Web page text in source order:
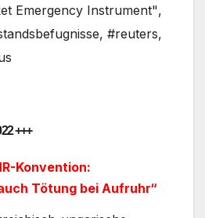
Emergency Instrument",
, #reuters,
+++
Konvention:
Tötung bei Aufruhr“